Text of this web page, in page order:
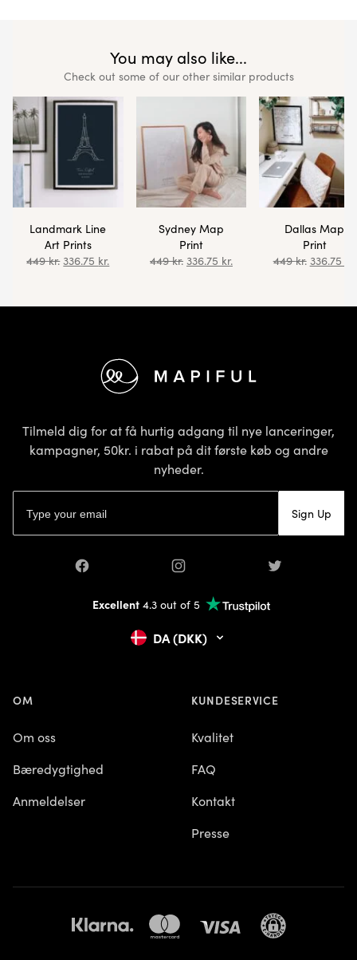
You may also like...
Check out some of our other similar products
Landmark Line
Art Prints
449kr. 336.75 kr.
Sydney Map
Print
449kr. 336.75 kr.
Dallas Map
Print
449kr. 336.75
Tilmeld dig for at få hurtig adgang til nye lanceringer,
kampagner, 50kr. i rabat på dit første køb og andre
nyheder.
Sign Up
Facebook Instagram Twitter
Excellent4.3 out of 5
DA (DKK)
OM
Om oss
Bæredygtighed
Anmeldelser
KUNDESERVICE
Kvalitet
FAQ
Kontakt
Presse